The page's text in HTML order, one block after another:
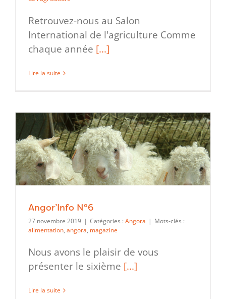
Retrouvez-nous au Salon
International de l'agriculture Comme
chaque année [...]
Lire la suite
Angor’Info N°6
27 novembre 2019 | Catégories : Angora | Mots-clés :
alimentation, angora, magazine
Nous avons le plaisir de vous
présenter le sixième [...]
Lire la suite